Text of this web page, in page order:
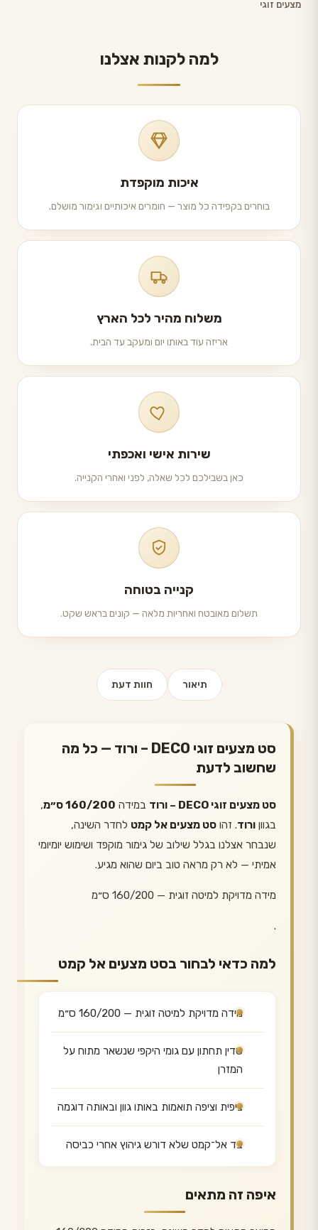
מצעים זוגי
למה לקנות אצלנו
איכות מוקפדת
בוחרים בקפידה כל מוצר — חומרים איכותיים וגימור מושלם.
משלוח מהיר לכל הארץ
אריזה עוד באותו יום ומעקב עד הבית.
שירות אישי ואכפתי
כאן בשבילכם לכל שאלה, לפני ואחרי הקנייה.
קנייה בטוחה
תשלום מאובטח ואחריות מלאה — קונים בראש שקט.
תיאור חוות דעת
סט מצעים זוגי DECO – ורוד — כל מה
שחשוב לדעת
סט מצעים זוגי DECO – ורוד במידה 160/200 ס״מ
,
בגוון ורוד. זהו סט מצעים אל קמט לחדר השינה,
שנבחר אצלנו בגלל שילוב של גימור מוקפד ושימוש יומיומי
אמיתי — לא רק מראה טוב ביום שהוא מגיע.
מידה מדויקת למיטה זוגית — 160/200 ס״מ
.
למה כדאי לבחור בסט מצעים אל קמט
מידה מדויקת למיטה זוגית — 160/200 ס״מ
סדין תחתון עם גומי היקפי שנשאר מתוח על
המזרן
ציפית וציפה תואמות באותו גוון ובאותה דוגמה
בד אל־קמט שלא דורש גיהוץ אחרי כביסה
איפה זה מתאים